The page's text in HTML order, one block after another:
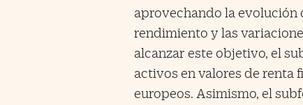
aprovechando la evolución
rendimiento y las
alcanzar este objetivo, el
activos en valores de renta
europeos. Asimismo, el